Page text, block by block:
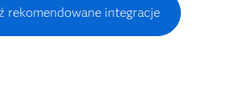
rekomendowane integracje